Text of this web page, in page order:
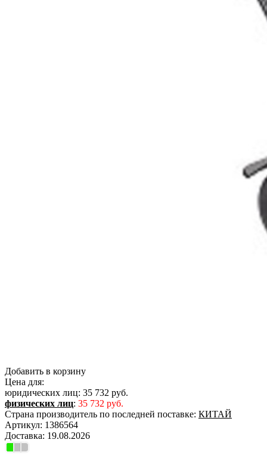
Добавить в корзину
Цена для:
юридических лиц: 35 732 руб.
физических лиц: 35 732 руб.
Страна производитель по последней поставке: КИТАЙ
Артикул: 1386564
Доставка: 19.08.2026